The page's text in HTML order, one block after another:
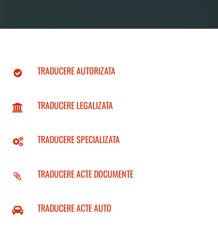
TRADUCERE AUTORIZATA
TRADUCERE LEGALIZATA
TRADUCERE SPECIALIZATA
TRADUCERE ACTE DOCUMENTE
TRADUCERE ACTE AUTO